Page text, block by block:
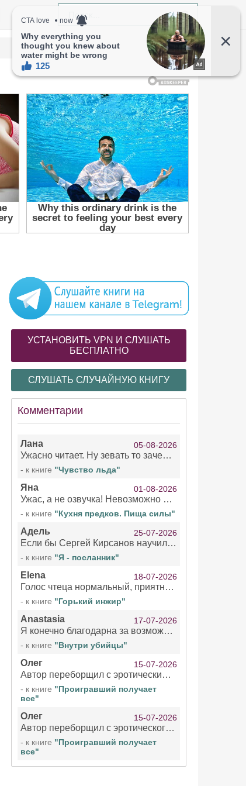
УСТАНОВИТЬ VPN И СЛУШАТЬ
БЕСПЛАТНО
СЛУШАТЬ СЛУЧАЙНУЮ КНИГУ
Комментарии
Лана 05-08-2026
Ужасно читает. Ну зевать то зачем. Уже не говорю, что ударения ставит, как хочет.
- к книге "Чувство льда"
Яна 01-08-2026
Ужас, а не озвучка! Невозможно вникать в смысл текста из за кривляний чтеца
- к книге "Кухня предков. Пища силы"
Адель 25-07-2026
Если бы Сергей Кирсанов научился не сглатывать каждые 1-2 минуты слюну, так что слышно в микрофоне и, что вызывает отвращение, то мелжно было бы слушать.
- к книге "Я - посланник"
Elena 18-07-2026
Голос чтеца нормальный, приятный тембр. Мне очень понравилось озвучивание рассказа. Очень странный отзыв Надежды. Может у неё что-то с нервами?
- к книге "Горький инжир"
Anastasia 17-07-2026
Я конечно благодарна за возможность бесплатно слушать книги даже новинки , но чтение этой книги просто ужасно
- к книге "Внутри убийцы"
Олег 15-07-2026
Автор переборщил с эротическими сценами. Похоже, с этим у него проблемы.
- к книге "Проигравший получает
все"
Олег 15-07-2026
Автор переборщил с эротического сценами. Похоже, с этим у него проблемы.
- к книге "Проигравший получает
все"